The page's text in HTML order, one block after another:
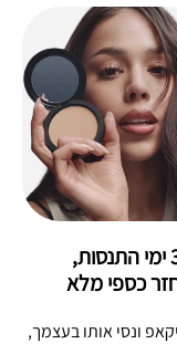
כספי מלא
ונסי אותו בעצמך,